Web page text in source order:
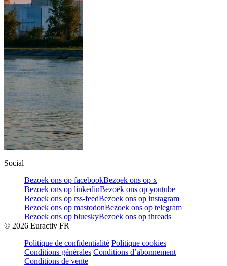
Social
Bezoek ons op facebookBezoek ons op x
Bezoek ons op linkedinBezoek ons op youtube
Bezoek ons op rss-feedBezoek ons op instagram
Bezoek ons op mastodonBezoek ons op telegram
Bezoek ons op blueskyBezoek ons op threads
© 2026 Euractiv FR
Politique de confidentialité Politique cookies
Conditions générales Conditions d’abonnement
Conditions de vente